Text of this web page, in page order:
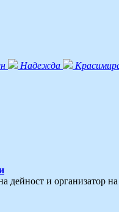
Надежда
дейност и организатор